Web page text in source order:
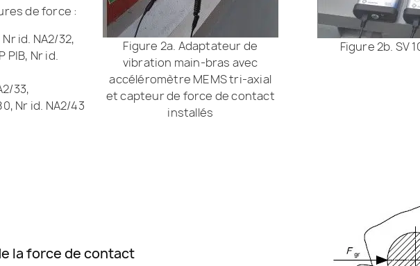
de force :
id. NA2/32,
Nr id.
33,
Nr id. NA2/43
Figure 2a. Adaptateur de
vibration main-bras avec
accéléromètre MEMS tri-axial
et capteur de force de contact
installés
Figure 2b. SV
la force de contact